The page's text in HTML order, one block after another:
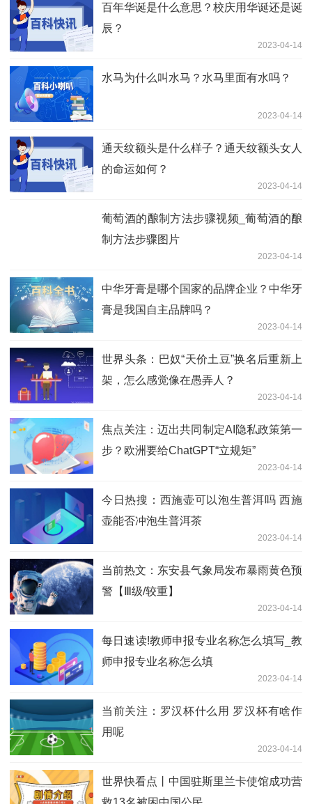
百年华诞是什么意思？校庆用华诞还是诞
辰？
2023-04-14
水马为什么叫水马？水马里面有水吗？
2023-04-14
通天纹额头是什么样子？通天纹额头女人
的命运如何？
2023-04-14
葡萄酒的酿制方法步骤视频_葡萄酒的酿
制方法步骤图片
2023-04-14
中华牙膏是哪个国家的品牌企业？中华牙
膏是我国自主品牌吗？
2023-04-14
世界头条：巴奴“天价土豆”换名后重新上
架，怎么感觉像在愚弄人？
2023-04-14
焦点关注：迈出共同制定AI隐私政策第一
步？欧洲要给ChatGPT“立规矩”
2023-04-14
今日热搜：西施壶可以泡生普洱吗 西施
壶能否冲泡生普洱茶
2023-04-14
当前热文：东安县气象局发布暴雨黄色预
警【Ⅲ级/较重】
2023-04-14
每日速读!教师申报专业名称怎么填写_教
师申报专业名称怎么填
2023-04-14
当前关注：罗汉杯什么用 罗汉杯有啥作
用呢
2023-04-14
世界快看点丨中国驻斯里兰卡使馆成功营